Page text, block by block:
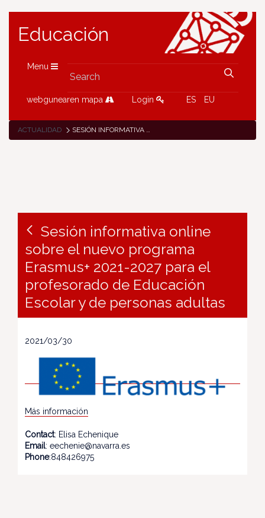
Educación
Menu
webgunearen mapa Login ES EU
ACTUALIDAD SESIÓN INFORMATIVA ONLINE SOBRE EL NUEVO PROGRAMA ERASMUS+ 2021-2027 PARA EL PROFESORADO DE EDUCACIÓN ESCOLAR Y DE PERSONAS ADULTAS
Sesión informativa online
sobre el nuevo programa
Erasmus+ 2021-2027 para el
profesorado de Educación
Escolar y de personas adultas
2021/03/30
Más información
Contact: Elisa Echenique
Email: eechenie@navarra.es
Phone:848426975